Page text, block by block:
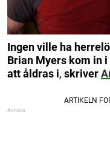
Ingen ville ha
Brian Myers kom in
att åldras i, skriver